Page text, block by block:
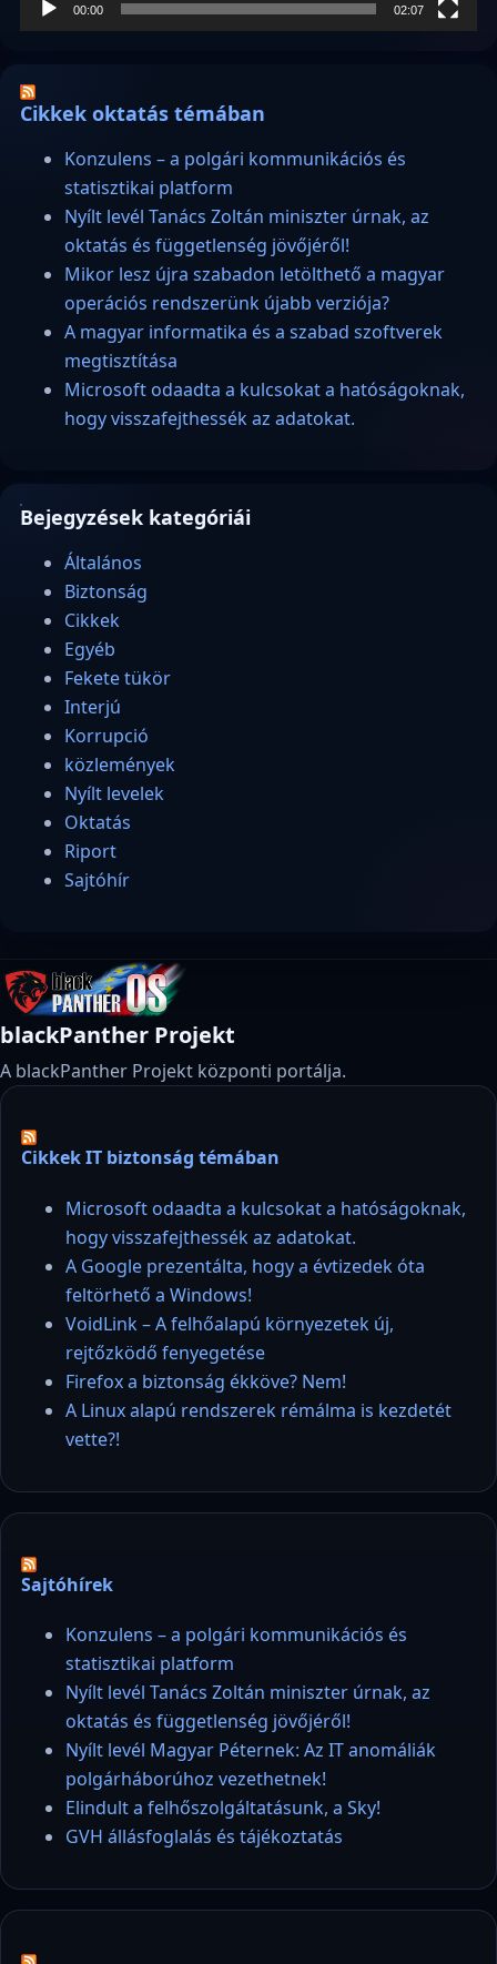
00:00 02:07
Cikkek oktatás témában
Konzulens – a polgári kommunikációs és
statisztikai platform
Nyílt levél Tanács Zoltán miniszter úrnak, az
oktatás és függetlenség jövőjéről!
Mikor lesz újra szabadon letölthető a magyar
operációs rendszerünk újabb verziója?
A magyar informatika és a szabad szoftverek
megtisztítása
Microsoft odaadta a kulcsokat a hatóságoknak,
hogy visszafejthessék az adatokat.
Bejegyzések kategóriái
Általános
Biztonság
Cikkek
Egyéb
Fekete tükör
Interjú
Korrupció
közlemények
Nyílt levelek
Oktatás
Riport
Sajtóhír
blackPanther Projekt
A blackPanther Projekt központi portálja.
Cikkek IT biztonság témában
Microsoft odaadta a kulcsokat a hatóságoknak,
hogy visszafejthessék az adatokat.
A Google prezentálta, hogy a évtizedek óta
feltörhető a Windows!
VoidLink – A felhőalapú környezetek új,
rejtőzködő fenyegetése
Firefox a biztonság ékköve? Nem!
A Linux alapú rendszerek rémálma is kezdetét
vette?!
Sajtóhírek
Konzulens – a polgári kommunikációs és
statisztikai platform
Nyílt levél Tanács Zoltán miniszter úrnak, az
oktatás és függetlenség jövőjéről!
Nyílt levél Magyar Péternek: Az IT anomáliák
polgárháborúhoz vezethetnek!
Elindult a felhőszolgáltatásunk, a Sky!
GVH állásfoglalás és tájékoztatás